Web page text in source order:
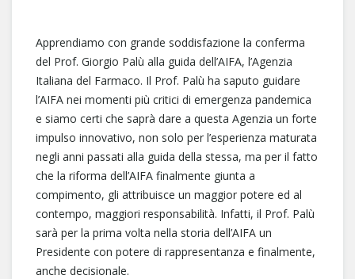
Apprendiamo con grande soddisfazione la conferma
del Prof. Giorgio Palù alla guida dell’AIFA, l’Agenzia
Italiana del Farmaco. Il Prof. Palù ha saputo guidare
l’AIFA nei momenti più critici di emergenza pandemica
e siamo certi che saprà dare a questa Agenzia un forte
impulso innovativo, non solo per l’esperienza maturata
negli anni passati alla guida della stessa, ma per il fatto
che la riforma dell’AIFA finalmente giunta a
compimento, gli attribuisce un maggior potere ed al
contempo, maggiori responsabilità. Infatti, il Prof. Palù
sarà per la prima volta nella storia dell’AIFA un
Presidente con potere di rappresentanza e finalmente,
anche decisionale.